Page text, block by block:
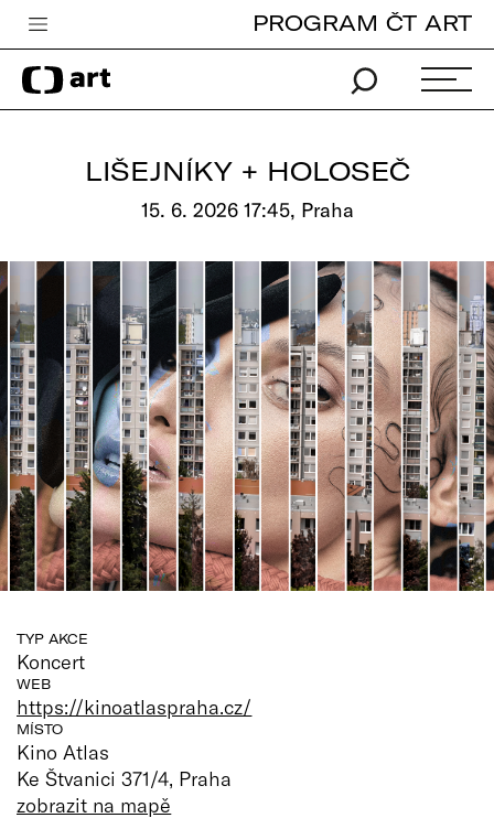
Česká televize
Zpravodajství
Pro děti
edu
Vše o ČT
PROGRAM ČT ART
LIŠEJNÍKY + HOLOSEČ
15. 6. 2026 17:45, Praha
TYP AKCE
Koncert
WEB
https://kinoatlaspraha.cz/
MÍSTO
Kino Atlas
Ke Štvanici 371/4, Praha
zobrazit na mapě